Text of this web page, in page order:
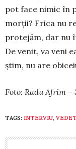
pot face nimic în
morţii? Frica nu
protejăm, dar nu
De venit, va veni
știm, nu are
Foto: Radu Afrim –
TAGS: INTERVIU,